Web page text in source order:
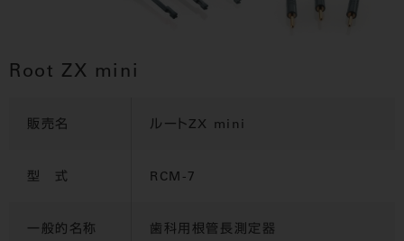
Root ZX mini
販売名 ルートZX mini
型 式 RCM-7
一般的名称 歯科用根管長測定器